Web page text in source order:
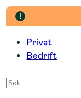
Hopp
til
innholdPrivat
Bedrift
Søk
etter